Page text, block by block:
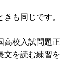
も同じです。
高校入試問題正
文を読む練習を